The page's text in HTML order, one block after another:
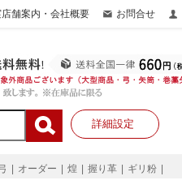
舗案内・会社概要 お問合せ
詳細設定
オーダー 煌 握り革 ギリ粉